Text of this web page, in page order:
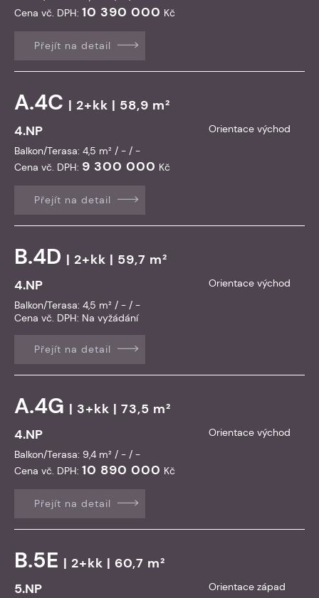
Cena vč. DPH: 10 390 000 Kč
Přejít na detail
A.4C | 2+kk | 58,9 m²
4.NP
Orientace východ
Balkon/Terasa: 4,5 m² / - / -
Cena vč. DPH: 9 300 000 Kč
Přejít na detail
B.4D | 2+kk | 59,7 m²
4.NP
Orientace východ
Balkon/Terasa: 4,5 m² / - / -
Cena vč. DPH: Na vyžádání
Přejít na detail
A.4G | 3+kk | 73,5 m²
4.NP
Orientace východ
Balkon/Terasa: 9,4 m² / - / -
Cena vč. DPH: 10 890 000 Kč
Přejít na detail
B.5E | 2+kk | 60,7 m²
5.NP
Orientace západ